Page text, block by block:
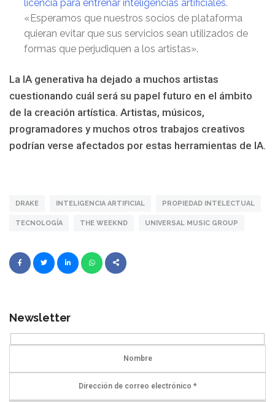
licencia para entrenar inteligencias artificiales.
«Esperamos que nuestros socios de plataforma
quieran evitar que sus servicios sean utilizados de
formas que perjudiquen a los artistas».
La IA generativa ha dejado a muchos artistas
cuestionando cuál será su papel futuro en el ámbito
de la creación artística. Artistas, músicos,
programadores y muchos otros trabajos creativos
podrían verse afectados por estas herramientas de IA.
DRAKE INTELIGENCIA ARTIFICIAL PROPIEDAD INTELECTUAL
TECNOLOGÍA THE WEEKND UNIVERSAL MUSIC GROUP
Newsletter